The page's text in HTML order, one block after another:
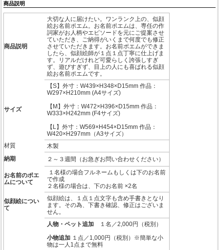
商品説明
商品説明
大切な人に届けたい。ワンランク上の、似顔
絵お名前ポエム。お名前ポエムは、専任の作
詞家がお人柄やエピソードを元にご提案させ
ていただき、ご納得がいくまで何度でも修正
させていただきます。お名前ポエムができま
したら、似顔絵師が１点１点丁寧に仕上げま
す。リアルだけれど可愛らしく誇張しすぎ
ず、遊びすぎず、目上の人にも喜ばれる似顔
絵お名前ポエムです。
サイズ
【S】外寸：W439×H348×D15mm 作品：
W297×H210mm (A4サイズ)
【M】外寸：W472×H396×D15mm 作品：
W333×H242mm (F4サイズ)
【L】外寸：W569×H454×D15mm 作品：
W420×H297mm（A3サイズ）
材質
木製
納期
２～３週間（お急ぎお問い合わせください）
お名前のポエ
ムについて
１名様の場合フルネームもしくは下のお名前
で作成
２名様の場合は、下のお名前 ×2名
似顔絵につい
て
似顔絵は、１点１点文字も含め手書きとなり
ます。その為、下書き確認、修正はございま
せん。
人物・ペット追加 １名／2,000円（税別）
小物追加 １点／1,000円（税別）※簡単な小
物は一人1点まで無料